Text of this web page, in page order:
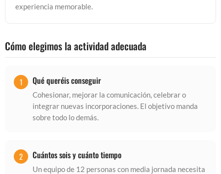
experiencia memorable.
Cómo elegimos la actividad adecuada
Qué queréis conseguir
Cohesionar, mejorar la comunicación, celebrar o
integrar nuevas incorporaciones. El objetivo manda
sobre todo lo demás.
Cuántos sois y cuánto tiempo
Un equipo de 12 personas con media jornada necesita